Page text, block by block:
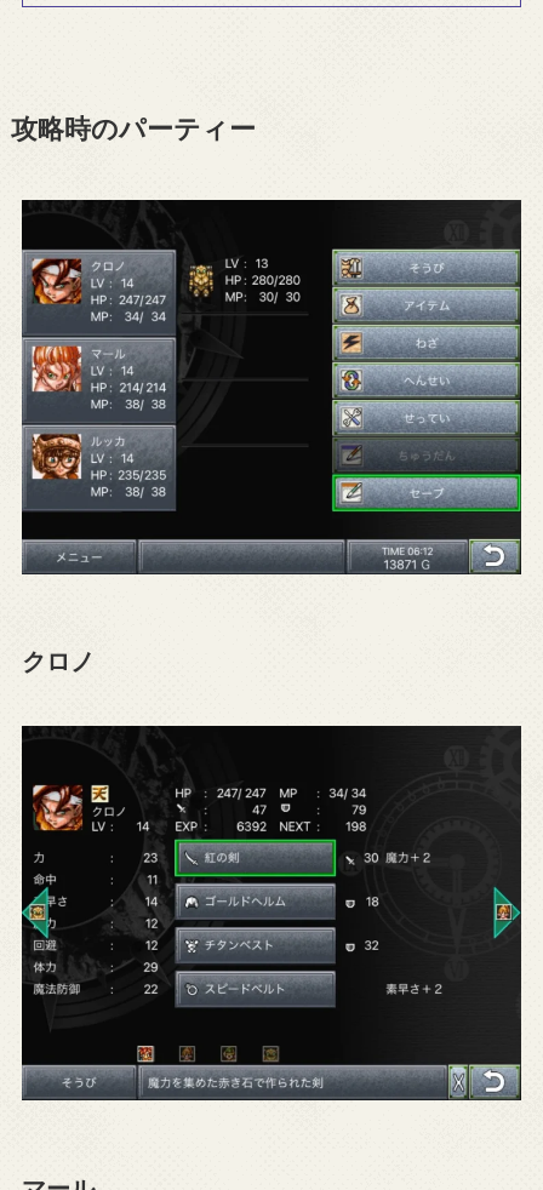
攻略時のパーティー
クロノ